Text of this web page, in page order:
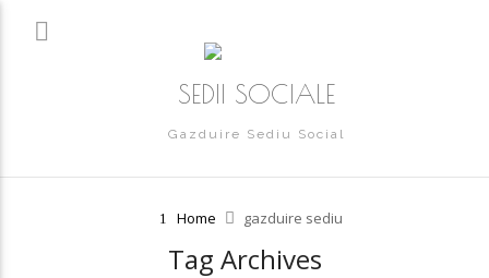
SEDII SOCIALE
Gazduire Sediu Social
Home gazduire sediu
Tag Archives